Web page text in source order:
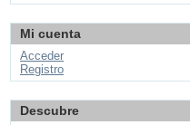
Mi cuenta
Acceder
Registro
Descubre